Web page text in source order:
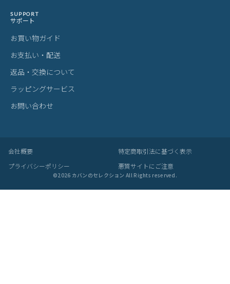
SUPPORT
サポート
お買い物ガイド
お支払い・配送
返品・交換について
ラッピングサービス
お問い合わせ
会社概要
特定商取引法に基づく表示
プライバシーポリシー
悪質サイトにご注意
©2026 カバンのセレクション All Rights reserved.